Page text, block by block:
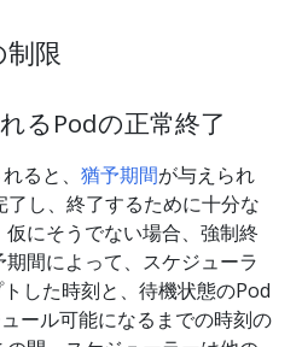
限
るPodの正常終了
ると、 猶予期間が与えられ
了し、終了するために十分な
にそうでない場合、強制終
間によって、スケジューラ
した時刻と、待機状態のPod
ール可能になるまでの時刻の